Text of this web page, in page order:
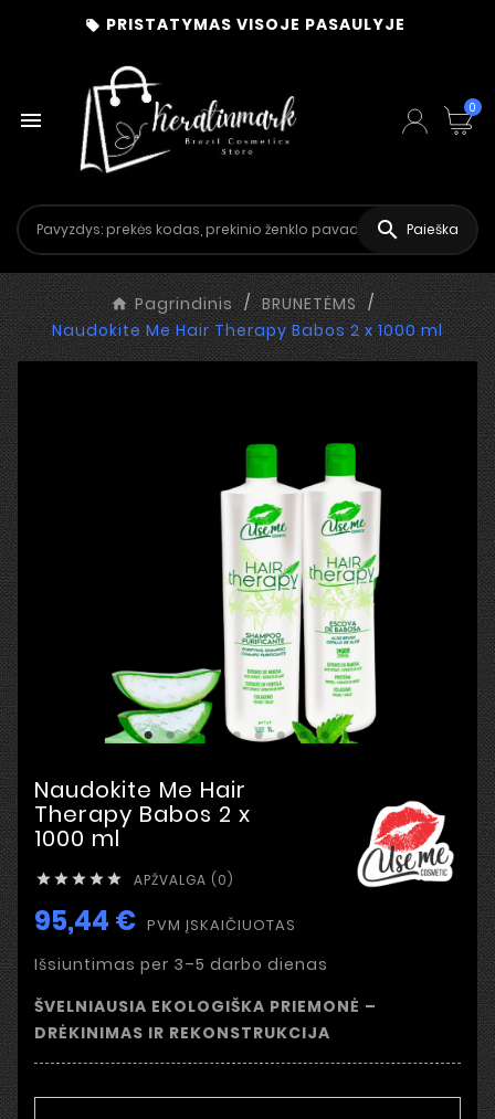
 PRISTATYMAS VISOJE PASAULYJE
 0
 Paieška
Pagrindinis
BRUNETĖMS
Naudokite Me Hair Therapy Babos 2 x 1000 ml
Naudokite Me Hair
Therapy Babos 2 x
1000 ml
     APŽVALGA (0)
95,44 € PVM ĮSKAIČIUOTAS
Išsiuntimas per 3–5 darbo dienas
ŠVELNIAUSIA EKOLOGIŠKA PRIEMONĖ –
DRĖKINIMAS IR REKONSTRUKCIJA